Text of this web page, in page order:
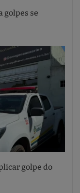
golpes se
golpe do